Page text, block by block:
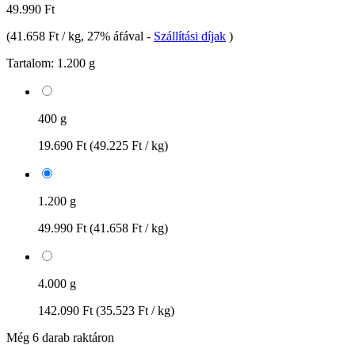
49.990 Ft
(41.658 Ft / kg, 27% áfával - Szállítási díjak )
Tartalom: 1.200 g
400 g
19.690 Ft (49.225 Ft / kg)
1.200 g
49.990 Ft (41.658 Ft / kg)
4.000 g
142.090 Ft (35.523 Ft / kg)
Még 6 darab raktáron